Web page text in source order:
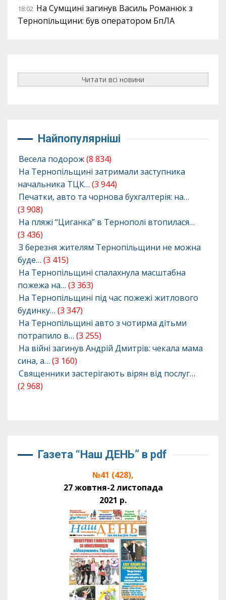
18:02 На Сумщині загинув Василь Романюк з
Тернопільщини: був оператором БпЛА
Читати всі новини
Найпопулярніші
Весела подорож(8 834)
На Тернопільщині затримали заступника
начальника ТЦК… (3 944)
Печатки, авто та чорнова бухгалтерія: на…
(3 908)
На пляжі “Циганка” в Тернополі втопилася…
(3 436)
З березня жителям Тернопільщини не можна
буде… (3 415)
На Тернопільщині спалахнула масштабна
пожежа на… (3 363)
На Тернопільщині під час пожежі житлового
будинку… (3 347)
На Тернопільщині авто з чотирма дітьми
потрапило в… (3 255)
На війні загинув Андрій Дмитрів: чекала мама
сина, а… (3 160)
Священники застерігають вірян від послуг…
(2 968)
Газета “Наш ДЕНЬ” в pdf
№41 (428),
27 жовтня-2 листопада
2021 р.